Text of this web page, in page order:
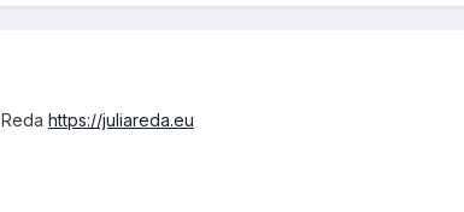
https://juliareda.eu